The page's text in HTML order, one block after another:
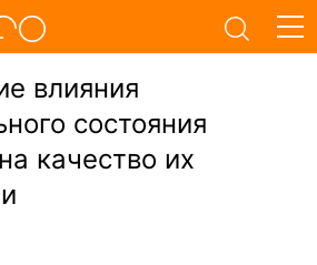
влияния
состояния
качество их